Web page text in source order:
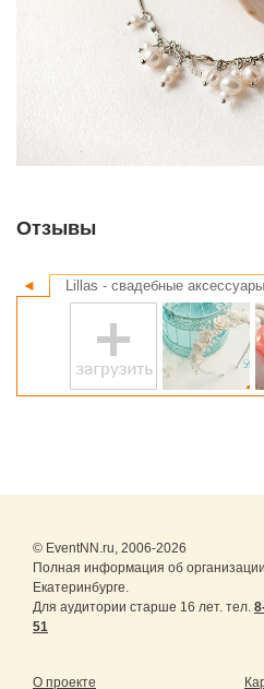
Отзывы
◄ Lillas - свадебные
© EventNN.ru, 2006-2026
Полная информация об
Екатеринбурге.
Для аудитории старше 16 лет. тел.
51
О проекте